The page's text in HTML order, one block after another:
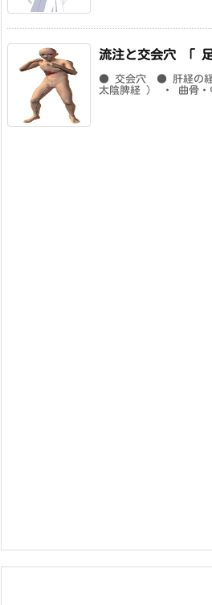
流注と交会穴 「
● 交会穴 ● 肝経の経
太陰脾経 ） ・ 曲骨